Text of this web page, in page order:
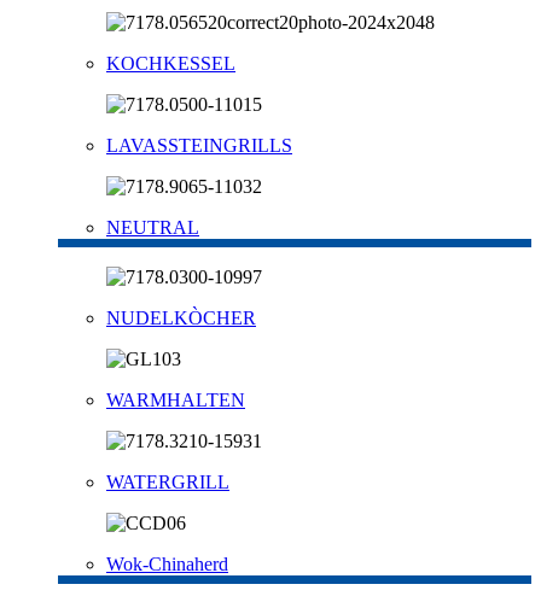
KOCHKESSEL
LAVASSTEINGRILLS
NEUTRAL
NUDELKÒCHER
WARMHALTEN
WATERGRILL
Wok-Chinaherd